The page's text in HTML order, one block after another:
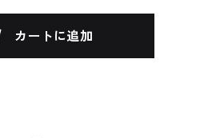
カートに追加